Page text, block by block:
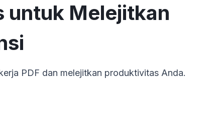
untuk Melejitkan
PDF dan melejitkan produktivitas Anda.